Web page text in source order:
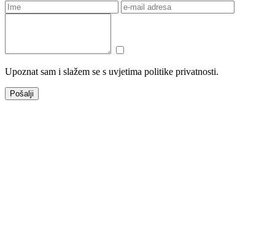
Upoznat sam i slažem se s uvjetima politike privatnosti.
Pošalji